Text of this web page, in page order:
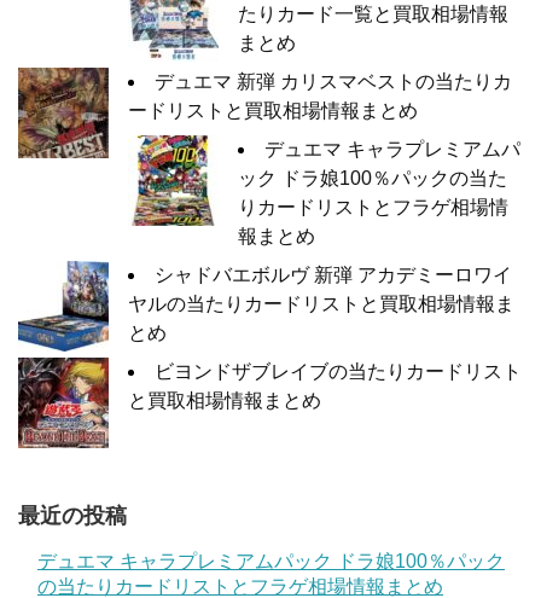
たりカード一覧と買取相場情報
まとめ
デュエマ 新弾 カリスマベストの当たりカ
ードリストと買取相場情報まとめ
デュエマ キャラプレミアムパ
ック ドラ娘100％パックの当た
りカードリストとフラゲ相場情
報まとめ
シャドバエボルヴ 新弾 アカデミーロワイ
ヤルの当たりカードリストと買取相場情報ま
とめ
ビヨンドザブレイブの当たりカードリスト
と買取相場情報まとめ
最近の投稿
デュエマ キャラプレミアムパック ドラ娘100％パック
の当たりカードリストとフラゲ相場情報まとめ